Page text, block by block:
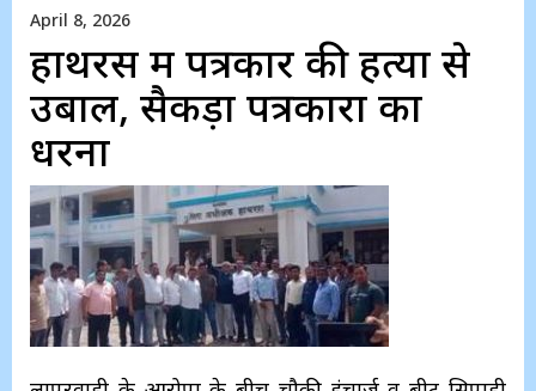
April 8, 2026
हाथरस में पत्रकार की हत्या से
उबाल, सैकड़ों पत्रकारों का
धरना